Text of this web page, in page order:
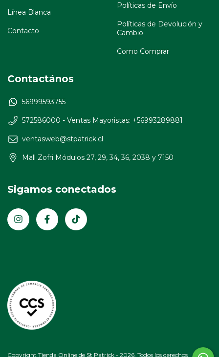
Línea Blanca
Contacto
Políticas de Envío
Políticas de Devolución y
Cambio
Como Comprar
Contactános
56999593755
572586000 - Ventas Mayoristas: +56993289881
ventasweb@stpatrick.cl
Mall Zofri Módulos 27, 29, 34, 36, 2038 y 7150
Sigamos conectados
Copyright Tienda Online de St Patrick - 2026. Todos los derechos